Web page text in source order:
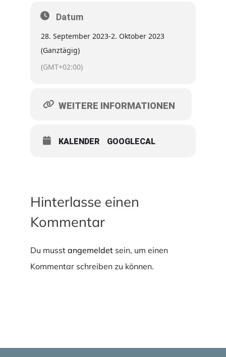
Datum
28. September 2023-2. Oktober 2023
(Ganztägig)
(GMT+02:00)
WEITERE INFORMATIONEN
KALENDER GOOGLECAL
Hinterlasse einen
Kommentar
Du musst angemeldet sein, um einen
Kommentar schreiben zu können.